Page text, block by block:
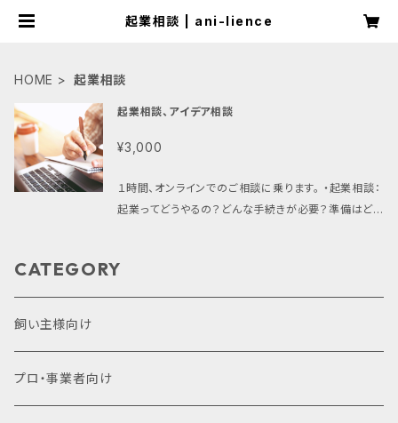
起業相談 | ani-lience
HOME 起業相談
起業相談、アイデア相談
¥3,000
１時間、オンラインでのご相談に乗ります。 ・起業相談：
起業ってどうやるの？どんな手続きが必要？準備はどう
デアをプレゼンするときに使うプレゼン資料の添削、相
CATEGORY
飼い主様向け
プロ・事業者向け